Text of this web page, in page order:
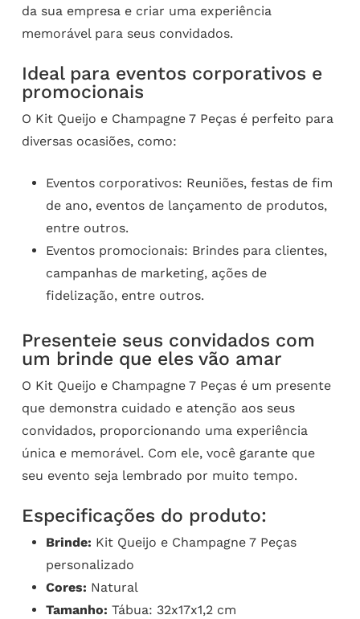
da sua empresa e criar uma experiência
memorável para seus convidados.
Ideal para eventos corporativos e
promocionais
O Kit Queijo e Champagne 7 Peças é perfeito para
diversas ocasiões, como:
Eventos corporativos: Reuniões, festas de fim
de ano, eventos de lançamento de produtos,
entre outros.
Eventos promocionais: Brindes para clientes,
campanhas de marketing, ações de
fidelização, entre outros.
Presenteie seus convidados com
um brinde que eles vão amar
O Kit Queijo e Champagne 7 Peças é um presente
que demonstra cuidado e atenção aos seus
convidados, proporcionando uma experiência
única e memorável. Com ele, você garante que
seu evento seja lembrado por muito tempo.
Especificações do produto:
Brinde: Kit Queijo e Champagne 7 Peças
personalizado
Cores: Natural
Tamanho: Tábua: 32x17x1,2 cm